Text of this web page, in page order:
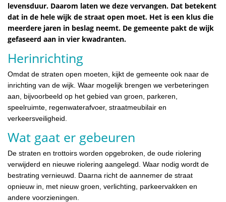
levensduur. Daarom laten we deze vervangen. Dat betekent
dat in de hele wijk de straat open moet. Het is een klus die
meerdere jaren in beslag neemt. De gemeente pakt de wijk
gefaseerd aan in vier kwadranten.
Herinrichting
Omdat de straten open moeten, kijkt de gemeente ook naar de
inrichting van de wijk. Waar mogelijk brengen we verbeteringen
aan, bijvoorbeeld op het gebied van groen, parkeren,
speelruimte, regenwaterafvoer, straatmeubilair en
verkeersveiligheid.
Wat gaat er gebeuren
De straten en trottoirs worden opgebroken, de oude riolering
verwijderd en nieuwe riolering aangelegd. Waar nodig wordt de
bestrating vernieuwd. Daarna richt de aannemer de straat
opnieuw in, met nieuw groen, verlichting, parkeervakken en
andere voorzieningen.